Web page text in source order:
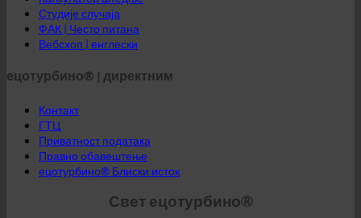
ецотурбино® | директним
ГТЦ
Правно обавештење
ецотурбино® Блиски исток
Свет ецотурбино®
© 2026 ецотурбино® | Рессоурцен Савинг ГмбХ |
АУСТРИЈА |+43 699 18180000